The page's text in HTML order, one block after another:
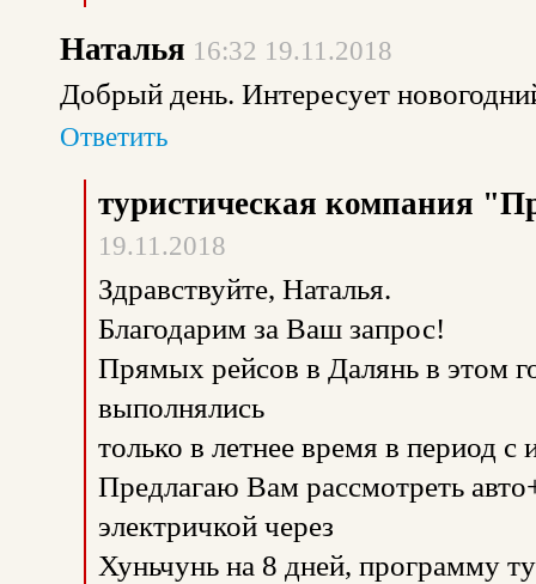
Наталья 16:32 19.11.2018
Добрый день. Интересует
Ответить
туристическая компания
19.11.2018
Здравствуйте, Наталья.
Благодарим за Ваш запрос!
Прямых рейсов в Далянь в этом
выполнялись
только в летнее время в период с
Предлагаю Вам рассмотреть
электричкой через
Хуньчунь на 8 дней, программу